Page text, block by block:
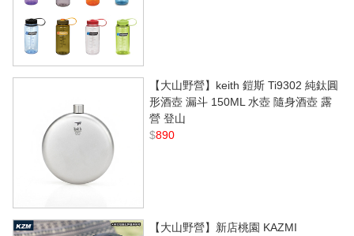
【大山野營】keith 鎧斯 Ti9302 純鈦圓
形酒壺 漏斗 150ML 水壺 隨身酒壺 露
營 登山
$890
【大山野營】新店桃園 KAZMI